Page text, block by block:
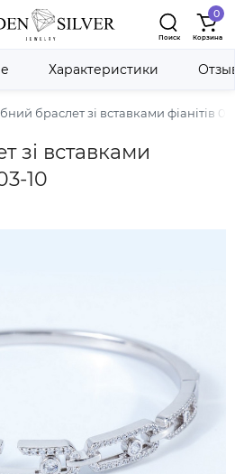
Поиск
0
Корзина
браслет зі вставками фіанітів
зі вставками
10
Характеристики